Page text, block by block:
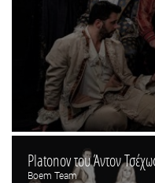
Platonov του Άντον
Boem Team